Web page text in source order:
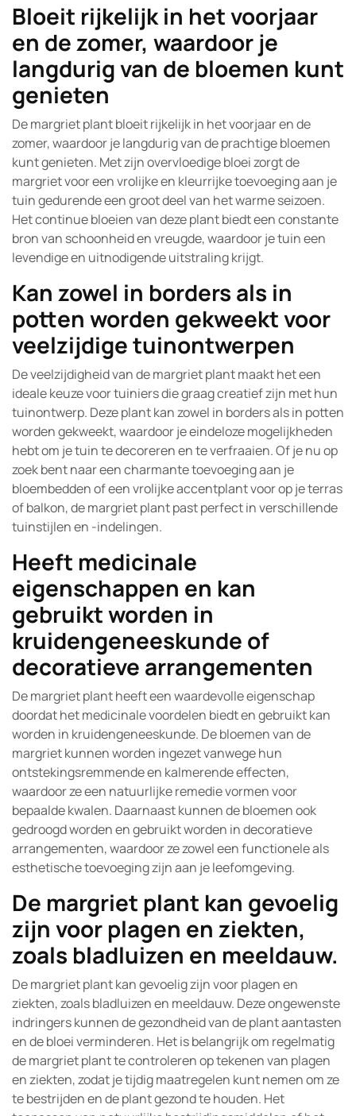
Bloeit rijkelijk in het voorjaar
en de zomer, waardoor je
langdurig van de bloemen kunt
genieten
De margriet plant bloeit rijkelijk in het voorjaar en de
zomer, waardoor je langdurig van de prachtige bloemen
kunt genieten. Met zijn overvloedige bloei zorgt de
margriet voor een vrolijke en kleurrijke toevoeging aan je
tuin gedurende een groot deel van het warme seizoen.
Het continue bloeien van deze plant biedt een constante
bron van schoonheid en vreugde, waardoor je tuin een
levendige en uitnodigende uitstraling krijgt.
Kan zowel in borders als in
potten worden gekweekt voor
veelzijdige tuinontwerpen
De veelzijdigheid van de margriet plant maakt het een
ideale keuze voor tuiniers die graag creatief zijn met hun
tuinontwerp. Deze plant kan zowel in borders als in potten
worden gekweekt, waardoor je eindeloze mogelijkheden
hebt om je tuin te decoreren en te verfraaien. Of je nu op
zoek bent naar een charmante toevoeging aan je
bloembedden of een vrolijke accentplant voor op je terras
of balkon, de margriet plant past perfect in verschillende
tuinstijlen en -indelingen.
Heeft medicinale
eigenschappen en kan
gebruikt worden in
kruidengeneeskunde of
decoratieve arrangementen
De margriet plant heeft een waardevolle eigenschap
doordat het medicinale voordelen biedt en gebruikt kan
worden in kruidengeneeskunde. De bloemen van de
margriet kunnen worden ingezet vanwege hun
ontstekingsremmende en kalmerende effecten,
waardoor ze een natuurlijke remedie vormen voor
bepaalde kwalen. Daarnaast kunnen de bloemen ook
gedroogd worden en gebruikt worden in decoratieve
arrangementen, waardoor ze zowel een functionele als
esthetische toevoeging zijn aan je leefomgeving.
De margriet plant kan gevoelig
zijn voor plagen en ziekten,
zoals bladluizen en meeldauw.
De margriet plant kan gevoelig zijn voor plagen en
ziekten, zoals bladluizen en meeldauw. Deze ongewenste
indringers kunnen de gezondheid van de plant aantasten
en de bloei verminderen. Het is belangrijk om regelmatig
de margriet plant te controleren op tekenen van plagen
en ziekten, zodat je tijdig maatregelen kunt nemen om ze
te bestrijden en de plant gezond te houden. Het